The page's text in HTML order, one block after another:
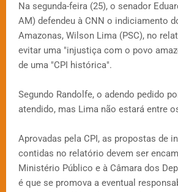
Na segunda-feira (25), o senador
AM) defendeu à CNN o indiciamento
Amazonas, Wilson Lima (PSC), no
evitar uma "injustiça com o povo
de uma "CPI histórica".
Segundo Randolfe, o adendo pedido
atendido, mas Lima não estará entre
Aprovadas pela CPI, as propostas de
contidas no relatório devem ser
Ministério Público e à Câmara dos
é que se promova a eventual